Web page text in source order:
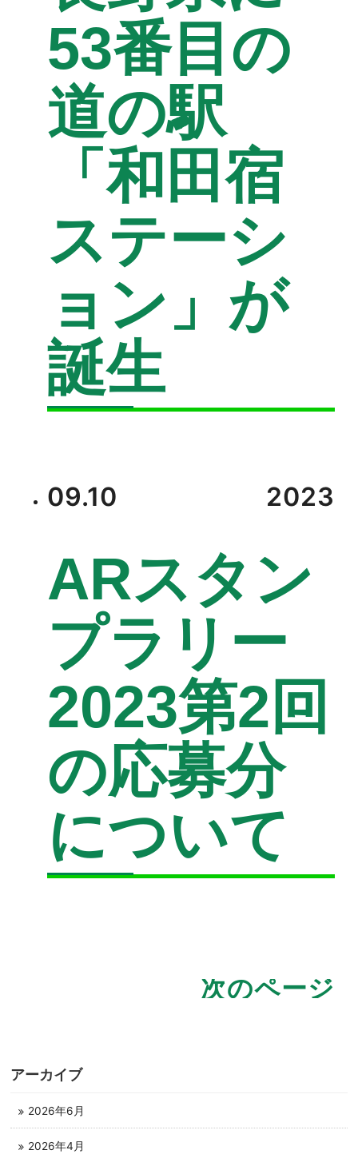
53番目の
道の駅
「和田宿
ステーシ
ョン」が
誕生
09.10 2023
ARスタン
プラリー
2023第2回
の応募分
について
次のページ
アーカイブ
2026年6月
2026年4月